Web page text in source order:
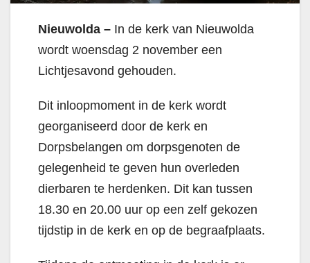
Nieuwolda – In de kerk van Nieuwolda
wordt woensdag 2 november een
Lichtjesavond gehouden.
Dit inloopmoment in de kerk wordt
georganiseerd door de kerk en
Dorpsbelangen om dorpsgenoten de
gelegenheid te geven hun overleden
dierbaren te herdenken. Dit kan tussen
18.30 en 20.00 uur op een zelf gekozen
tijdstip in de kerk en op de begraafplaats.